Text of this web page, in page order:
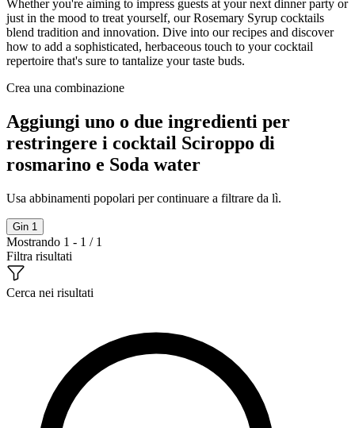
Whether you're aiming to impress guests at your next dinner party or
just in the mood to treat yourself, our Rosemary Syrup cocktails
blend tradition and innovation. Dive into our recipes and discover
how to add a sophisticated, herbaceous touch to your cocktail
repertoire that's sure to tantalize your taste buds.
Crea una combinazione
Aggiungi uno o due ingredienti per
restringere i cocktail Sciroppo di
rosmarino e Soda water
Usa abbinamenti popolari per continuare a filtrare da lì.
Gin 1
Mostrando 1 - 1 / 1
Filtra risultati
Cerca nei risultati